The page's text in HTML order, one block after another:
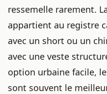
ressemelle rarement.
appartient au registre
avec un short ou un
avec une veste
option urbaine facile,
sont souvent le